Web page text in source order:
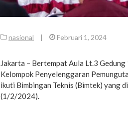
nasional | Februari 1, 2024
Jakarta – Bertempat Aula Lt.3
Kelompok Penyelenggaran
ikuti Bimbingan Teknis (Bimtek) yang
(1/2/2024).